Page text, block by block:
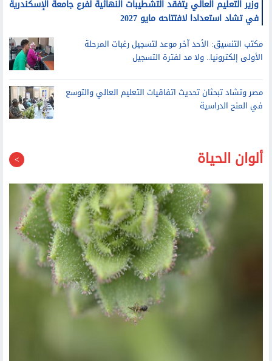
في تشاد استعدادا لافتتاحه مايو 2027
مكتب التنسيق: الأحد آخر موعد لتسجيل رغبات المرحلة
الأولى إلكترونيا.. ولا مد لفترة التسجيل
مصر وتشاد تبحثان تحديث اتفاقيات التعليم العالي والتوسع
في المنح الدراسية
ألوان الحياة